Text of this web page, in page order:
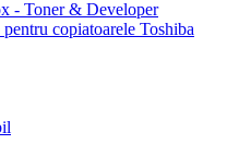
- Toner & Developer
copiatoarele Toshiba